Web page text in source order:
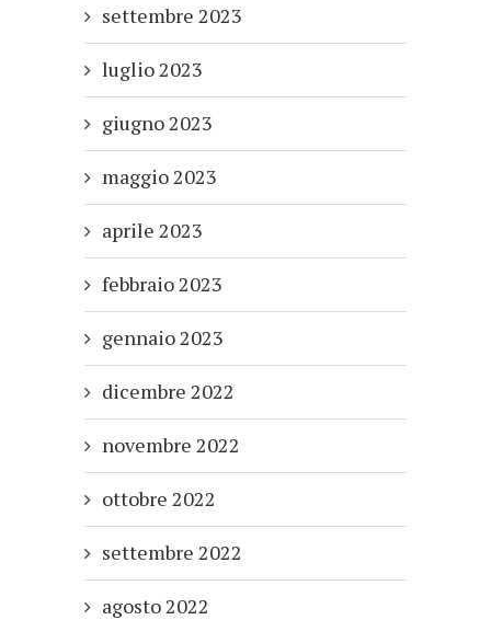
settembre 2023
luglio 2023
giugno 2023
maggio 2023
aprile 2023
febbraio 2023
gennaio 2023
dicembre 2022
novembre 2022
ottobre 2022
settembre 2022
agosto 2022